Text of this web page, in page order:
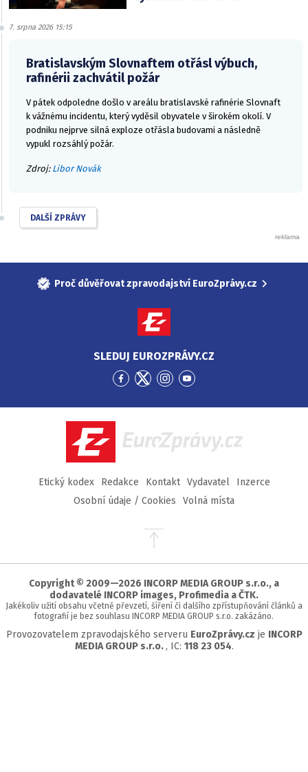
7. srpna 2026 15:15
Bratislavským Slovnaftem otřásl výbuch,
rafinérii zachvátil požár
V pátek odpoledne došlo v areálu bratislavské rafinérie Slovnaft
k vážnému incidentu, který vyděsil obyvatele v širokém okolí. V
podniku nejprve silná exploze otřásla budovami a následně
vypukl rozsáhlý požár.
Zdroj: Libor Novák
DALŠÍ ZPRÁVY
Proč důvěřovat zpravodajství EuroZprávy.cz
SLEDUJ EUROZPRÁVY.CZ
Přejít
Facebook
Přejít
Twitter
Přejít
Instagram
Přejít
YouTube
EuroZprávy.cz
Etický kodex Redakce Kontakt Vydavatel
Inzerce
Osobní údaje / Cookies
Volná místa
Přejít
stránky
Copyright © 2009—2026 INCORP MEDIA GROUP s.r.o., a
dodavatelé INCORP images, Profimedia a ČTK.
Jakékoliv užití obsahu včetně převzetí, šíření či dalšího zpřístupňování článků a
fotografií je bez souhlasu INCORP MEDIA GROUP s.r.o. zakázáno.
Provozovatelem zpravodajského serveru EuroZprávy.cz je INCORP
MEDIA GROUP s.r.o., IC: 118 23 054.